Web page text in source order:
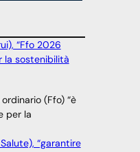
“Ffo 2026
la sostenibilità
(Ffo) “è
per la
“garantire